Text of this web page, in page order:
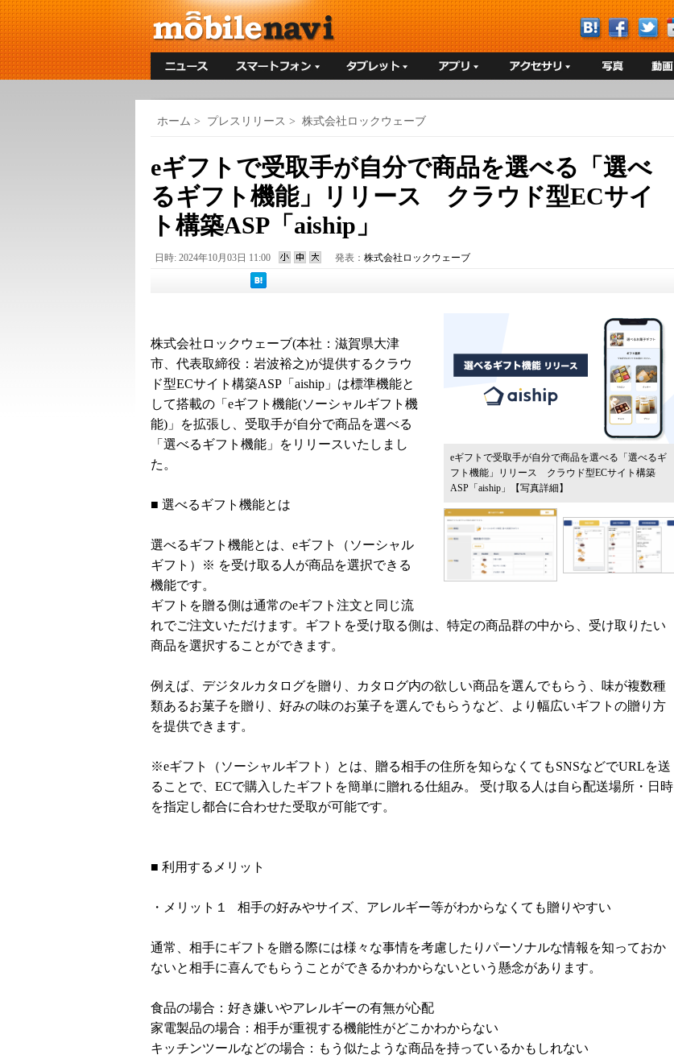
ホーム > プレスリリース > 株式会社ロックウェーブ
eギフトで受取手が自分で商品を選べる「選べ
るギフト機能」リリース クラウド型ECサイ
ト構築ASP「aiship」
日時: 2024年10月03日 11:00 発表： 株式会社ロックウェーブ
eギフトで受取手が自分で商品を選べる「選べるギ
フト機能」リリース クラウド型ECサイト構築
ASP「aiship」
【写真詳細】
株式会社ロックウェーブ(本社：滋賀県大津
市、代表取締役：岩波裕之)が提供するクラウ
ド型ECサイト構築ASP「aiship」は標準機能と
して搭載の「eギフト機能(ソーシャルギフト機
能)」を拡張し、受取手が自分で商品を選べる
「選べるギフト機能」をリリースいたしまし
た。
■ 選べるギフト機能とは
選べるギフト機能とは、eギフト（ソーシャル
ギフト）※ を受け取る人が商品を選択できる
機能です。
ギフトを贈る側は通常のeギフト注文と同じ流
れでご注文いただけます。ギフトを受け取る側は、特定の商品群の中から、受け取りたい
商品を選択することができます。
例えば、デジタルカタログを贈り、カタログ内の欲しい商品を選んでもらう、味が複数種
類あるお菓子を贈り、好みの味のお菓子を選んでもらうなど、より幅広いギフトの贈り方
を提供できます。
※eギフト（ソーシャルギフト）とは、贈る相手の住所を知らなくてもSNSなどでURLを送
ることで、ECで購入したギフトを簡単に贈れる仕組み。 受け取る人は自ら配送場所・日時
を指定し都合に合わせた受取が可能です。
■ 利用するメリット
・メリット１ 相手の好みやサイズ、アレルギー等がわからなくても贈りやすい
通常、相手にギフトを贈る際には様々な事情を考慮したりパーソナルな情報を知っておか
ないと相手に喜んでもらうことができるかわからないという懸念があります。
食品の場合：好き嫌いやアレルギーの有無が心配
家電製品の場合：相手が重視する機能性がどこかわからない
キッチンツールなどの場合：もう似たような商品を持っているかもしれない